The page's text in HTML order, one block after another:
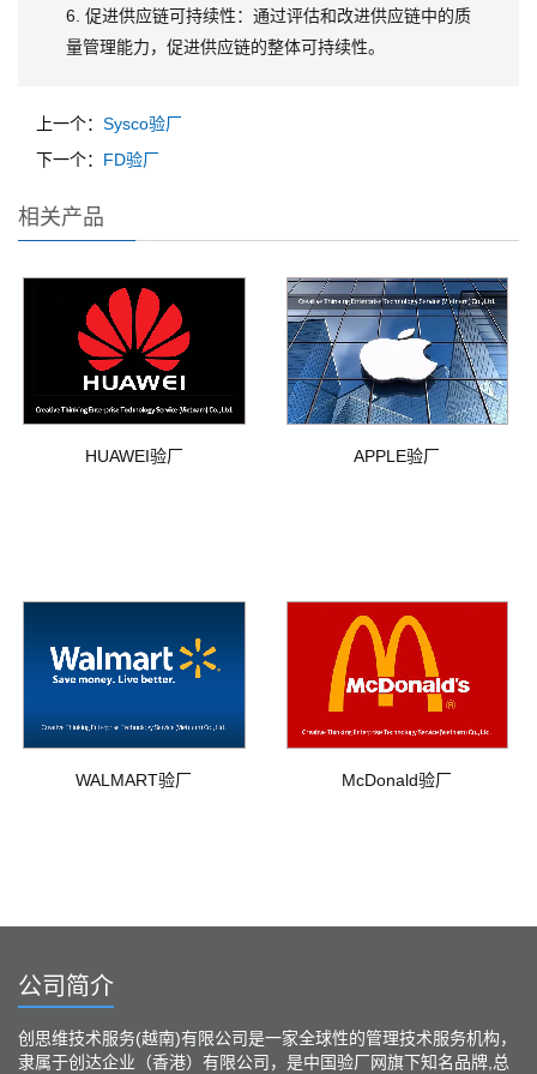
6. 促进供应链可持续性：通过评估和改进供应链中的质
量管理能力，促进供应链的整体可持续性。
上一个： Sysco验厂
下一个： FD验厂
相关产品
HUAWEI验厂 APPLE验厂
WALMART验厂 McDonald验厂
公司简介
创思维技术服务(越南)有限公司是一家全球性的管理技术服务机构，
隶属于创达企业（香港）有限公司，是中国验厂网旗下知名品牌,总